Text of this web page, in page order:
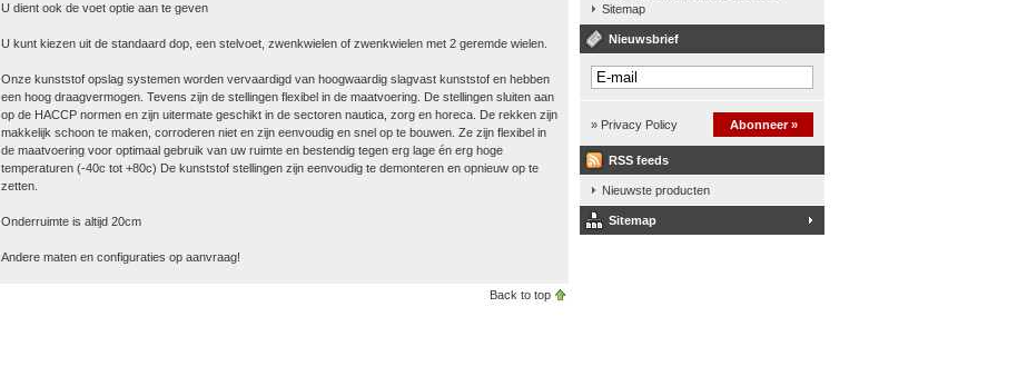
U dient ook de voet optie aan te geven
U kunt kiezen uit de standaard dop, een stelvoet, zwenkwielen of zwenkwielen met 2 geremde wielen.
Onze kunststof opslag systemen worden vervaardigd van hoogwaardig slagvast kunststof en hebben
een hoog draagvermogen. Tevens zijn de stellingen flexibel in de maatvoering. De stellingen sluiten aan
op de HACCP normen en zijn uitermate geschikt in de sectoren nautica, zorg en horeca. De rekken zijn
makkelijk schoon te maken, corroderen niet en zijn eenvoudig en snel op te bouwen. Ze zijn flexibel in
de maatvoering voor optimaal gebruik van uw ruimte en bestendig tegen erg lage én erg hoge
temperaturen (-40c tot +80c) De kunststof stellingen zijn eenvoudig te demonteren en opnieuw op te
zetten.
Onderruimte is altijd 20cm
Andere maten en configuraties op aanvraag!
Back to top
Sitemap
Nieuwsbrief
» Privacy Policy Abonneer »
RSS feeds
Nieuwste producten
Sitemap